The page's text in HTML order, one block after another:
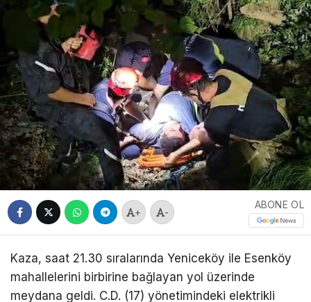
+ -
ABONE OL
Kaza, saat 21.30 sıralarında Yeniceköy ile Esenköy
mahallelerini birbirine bağlayan yol üzerinde
meydana geldi. C.D. (17) yönetimindeki elektrikli